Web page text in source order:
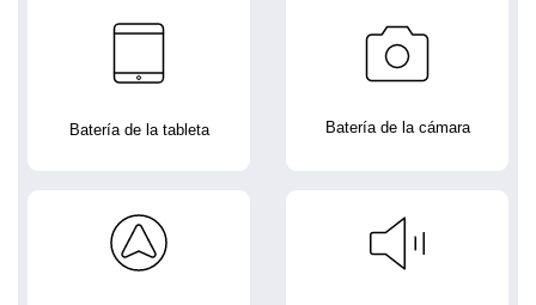
Batería de la tableta Batería de la cámara